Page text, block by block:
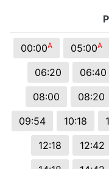
00:00A 05:00A
06:20 06:40
08:00
08:20
09:54
10:18
12:18
12:42